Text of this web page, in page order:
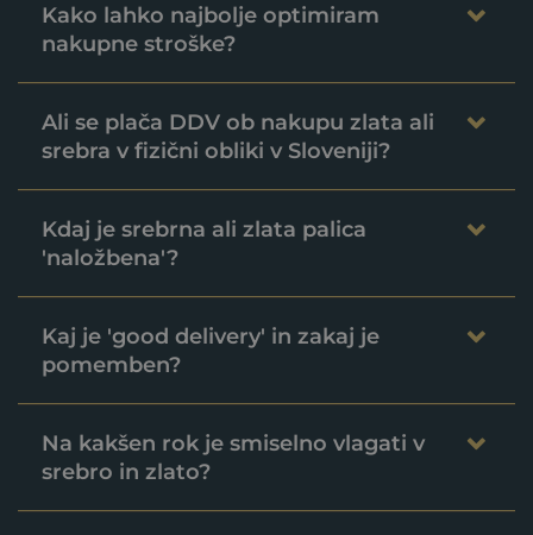
Kako lahko najbolje optimiram
nakupne stroške?
Ali se plača DDV ob nakupu zlata ali
srebra v fizični obliki v Sloveniji?
Kdaj je srebrna ali zlata palica
'naložbena'?
Kaj je 'good delivery' in zakaj je
pomemben?
Na kakšen rok je smiselno vlagati v
srebro in zlato?